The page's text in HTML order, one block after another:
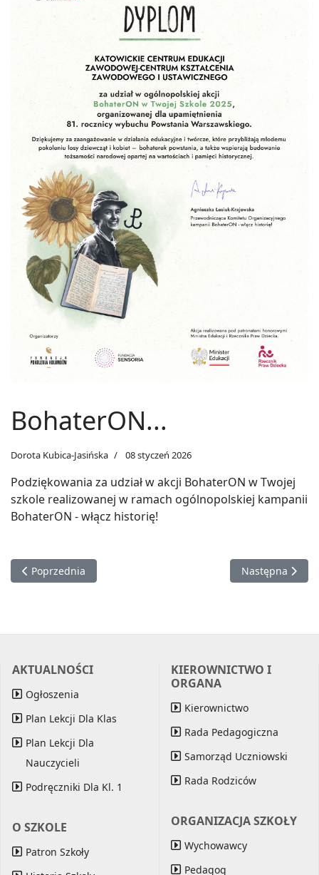
BohaterON...
Dorota Kubica-Jasińska 08 styczeń 2026
Podziękowania za udział w akcji BohaterON w Twojej
szkole realizowanej w ramach ogólnopolskiej kampanii
BohaterON - włącz historię!
Poprzednia strona: Maraton pisania listów
Poprzednia Następna
Następna
AKTUALNOŚCI
Ogłoszenia
Plan Lekcji Dla Klas
Plan Lekcji Dla
Nauczycieli
Podręczniki Dla Kl. 1
O SZKOLE
Patron Szkoły
KIEROWNICTWO I
ORGANA
Kierownictwo
Rada Pedagogiczna
Samorząd Uczniowski
Rada Rodziców
ORGANIZACJA SZKOŁY
Wychowawcy
Pedagog